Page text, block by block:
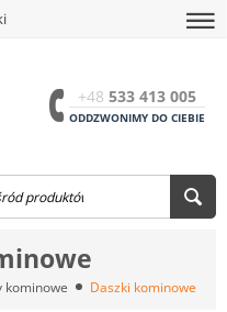
+48 533 413 005
ODDZWONIMY DO CIEBIE
kominowe Daszki kominowe